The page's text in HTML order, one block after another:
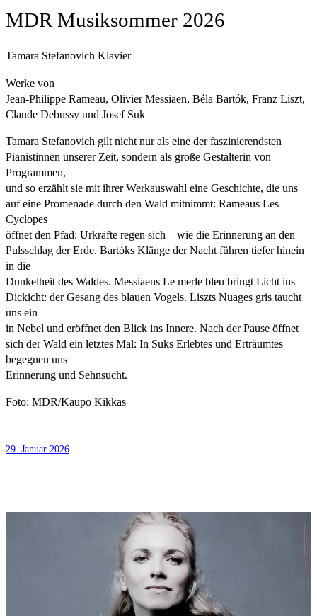
MDR Musiksommer 2026
Tamara Stefanovich Klavier
Werke von
Jean-Philippe Rameau, Olivier Messiaen, Béla Bartók, Franz Liszt,
Claude Debussy und Josef Suk
Tamara Stefanovich gilt nicht nur als eine der faszinierendsten
Pianistinnen unserer Zeit, sondern als große Gestalterin von
Programmen,
und so erzählt sie mit ihrer Werkauswahl eine Geschichte, die uns
auf eine Promenade durch den Wald mitnimmt: Rameaus Les
Cyclopes
öffnet den Pfad: Urkräfte regen sich – wie die Erinnerung an den
Pulsschlag der Erde. Bartóks Klänge der Nacht führen tiefer hinein
in die
Dunkelheit des Waldes. Messiaens Le merle bleu bringt Licht ins
Dickicht: der Gesang des blauen Vogels. Liszts Nuages gris taucht
uns ein
in Nebel und eröffnet den Blick ins Innere. Nach der Pause öffnet
sich der Wald ein letztes Mal: In Suks Erlebtes und Erträumtes
begegnen uns
Erinnerung und Sehnsucht.
Foto: MDR/Kaupo Kikkas
29. Januar 2026